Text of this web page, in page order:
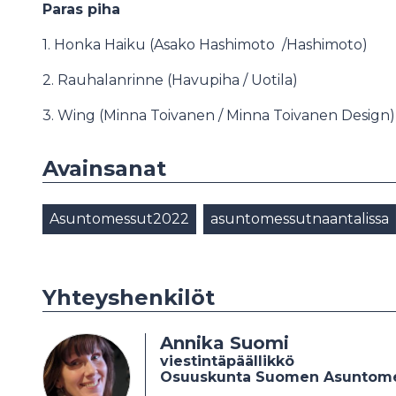
Paras piha
1. Honka Haiku (Asako Hashimoto /Hashimoto)
2. Rauhalanrinne (Havupiha / Uotila)
3. Wing (Minna Toivanen / Minna Toivanen Design)
Avainsanat
Asuntomessut2022 asuntomessutnaantalissa
Yhteyshenkilöt
Annika Suomi
viestintäpäällikkö
Osuuskunta Suomen